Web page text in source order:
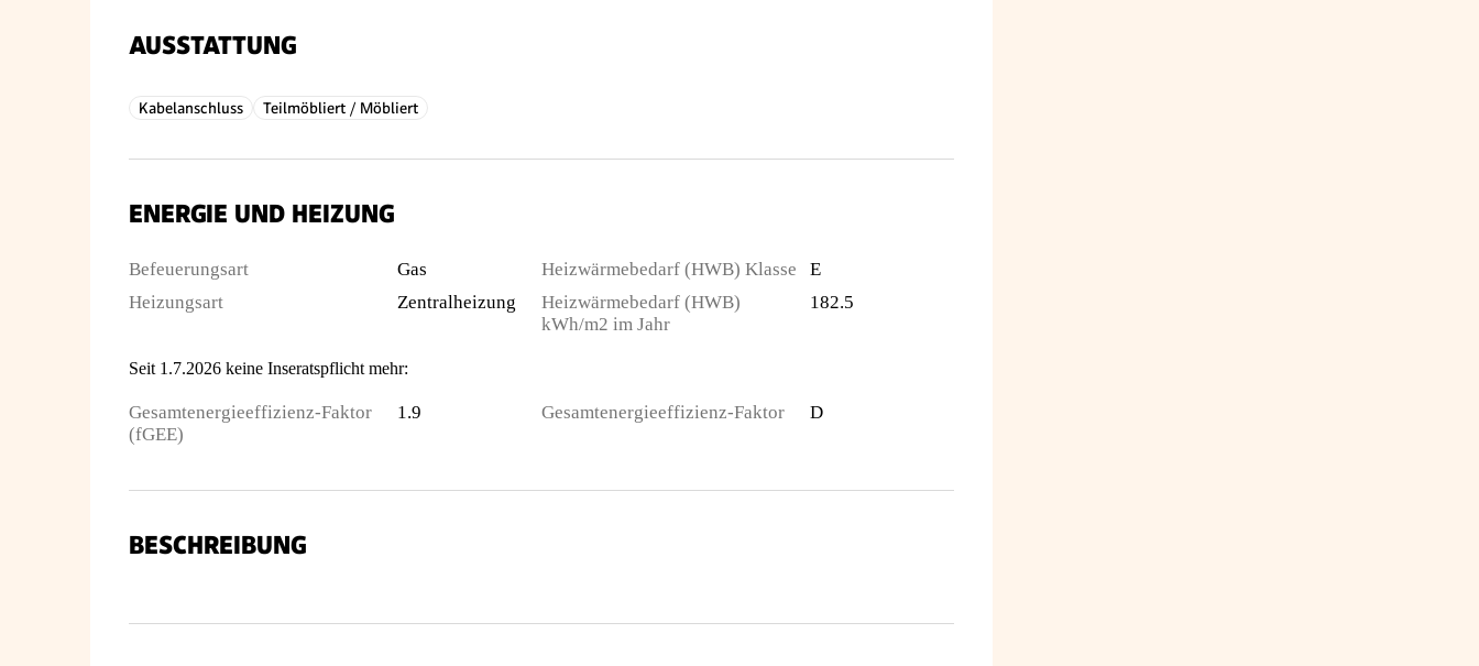
AUSSTATTUNG
Kabelanschluss Teilmöbliert / Möbliert
ENERGIE UND HEIZUNG
Befeuerungsart
Gas
Heizungsart
Zentralheizung
Heizwärmebedarf (HWB) Klasse
E
Heizwärmebedarf (HWB)
kWh/m2 im Jahr
182.5
Seit 1.7.2026 keine Inseratspflicht mehr:
Gesamtenergieeffizienz-Faktor
(fGEE)
1.9 Gesamtenergieeffizienz-Faktor D
BESCHREIBUNG